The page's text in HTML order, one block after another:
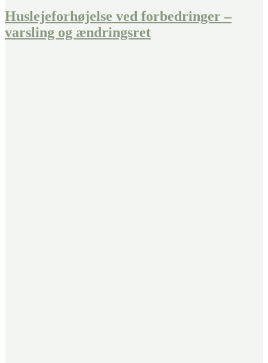
Huslejeforhøjelse ved forbedringer –
varsling og ændringsret